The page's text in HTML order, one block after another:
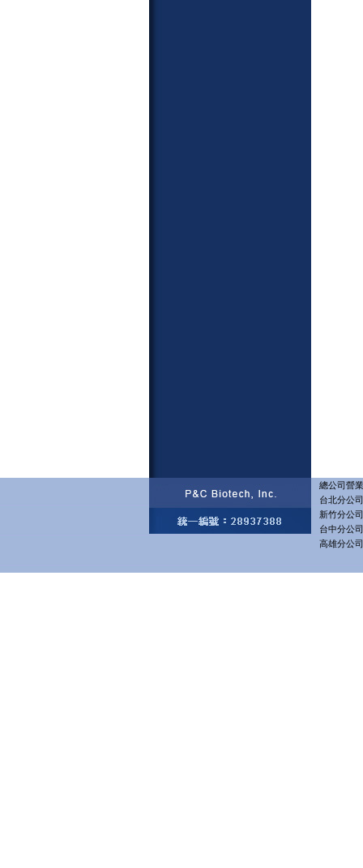
總公司營
台北分公
新竹分公
台中分公
高雄分公